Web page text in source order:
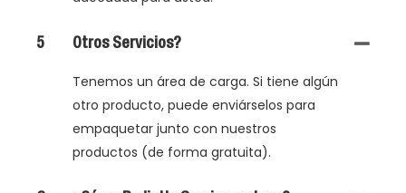
5 Otros Servicios?
Tenemos un área de carga. Si tiene algún
otro producto, puede enviárselos para
empaquetar junto con nuestros
productos (de forma gratuita).